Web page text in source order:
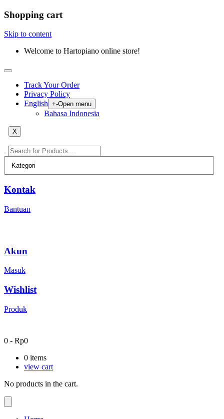
Shopping cart
Skip to content
Welcome to Hartopiano online store!
Track Your Order
Privacy Policy
English +-Open menu
Bahasa Indonesia
X
Kontak
Bantuan
Akun
Masuk
Wishlist
Produk
0 - Rp0
0 items
view cart
No products in the cart.